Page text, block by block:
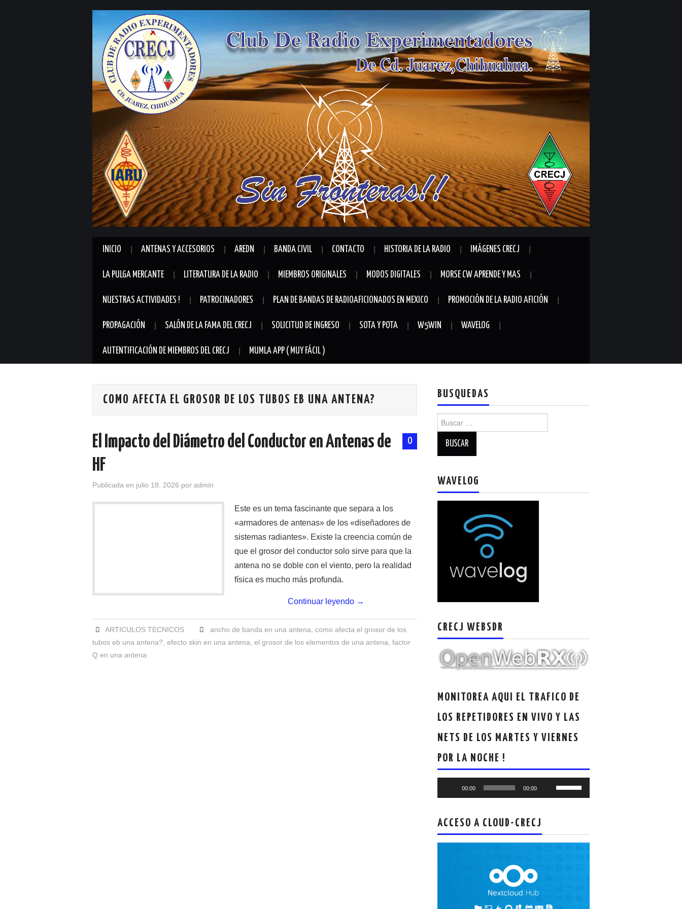
INICIO ANTENAS Y ACCESORIOS AREDN BANDA CIVIL CONTACTO HISTORIA DE LA RADIO IMÁGENES CRECJ
LA PULGA MERCANTE LITERATURA DE LA RADIO MIEMBROS ORIGINALES MODOS DIGITALES MORSE CW APRENDE Y MAS
NUESTRAS ACTIVIDADES ! PATROCINADORES PLAN DE BANDAS DE RADIOAFICIONADOS EN MEXICO PROMOCIÓN DE LA RADIO AFICIÓN
PROPAGACIÓN SALÓN DE LA FAMA DEL CRECJ SOLICITUD DE INGRESO SOTA Y POTA W5WIN WAVELOG
AUTENTIFICACIÓN DE MIEMBROS DEL CRECJ MUMLA APP ( MUY FÁCIL )
COMO AFECTA EL GROSOR DE LOS TUBOS EB UNA ANTENA?
0
El Impacto del Diámetro del Conductor en Antenas de
HF
Publicada en julio 18, 2026 por admin
Este es un tema fascinante que separa a los
«armadores de antenas» de los «diseñadores de
sistemas radiantes». Existe la creencia común de
que el grosor del conductor solo sirve para que la
antena no se doble con el viento, pero la realidad
física es mucho más profunda.
Continuar leyendo →
ARTICULOS TECNICOS ancho de banda en una antena como afecta el grosor de los
tubos eb una antena? efecto skin en una antena el grosor de los elementos de una antena factor
Q en una antena
BUSQUEDAS
WAVELOG
CRECJ WEBSDR
MONITOREA AQUI EL TRAFICO DE
LOS REPETIDORES EN VIVO Y LAS
NETS DE LOS MARTES Y VIERNES
POR LA NOCHE !
de
00:00 00:00
las
flecha
ACCESO A CLOUD-CRECJ